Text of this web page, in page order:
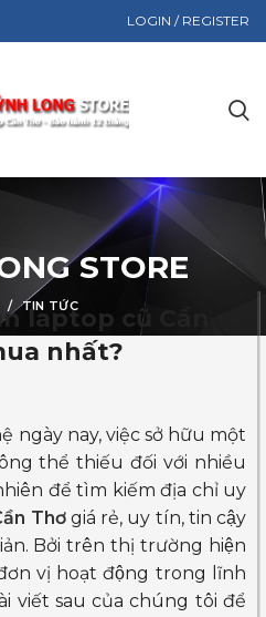
LOGIN / REGISTER
STORE
TIN TỨC
laptop cũ Cần
nhất?
ngày nay, việc sở hữu một
thể thiếu đối với nhiều
để tìm kiếm địa chỉ uy
Thơ giá rẻ, uy tín, tin cậy
Bởi trên thị trường hiện
vị hoạt động trong lĩnh
viết sau của chúng tôi để